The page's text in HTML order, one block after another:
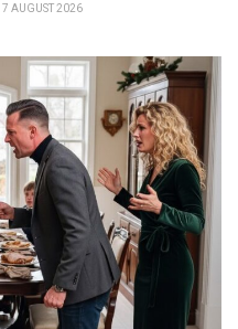
7 AUGUST 2026